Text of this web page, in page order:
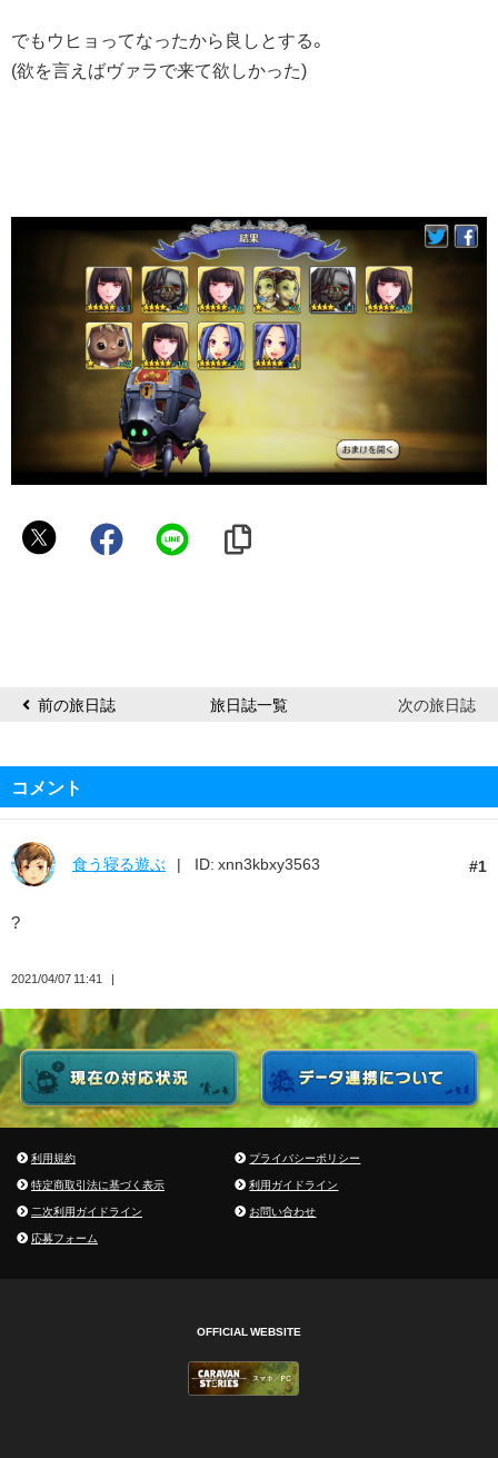
でもウヒョってなったから良しとする。
(欲を言えばヴァラで来て欲しかった)
有
前の旅日誌 旅日誌一覧 次の旅日誌
コメント
1
食う寝る遊ぶ ID: xnn3kbxy3563
?
2021/04/07 11:41
利用規約
プライバシーポリシー
特定商取引法に基づく表示
利用ガイドライン
二次利用ガイドライン
お問い合わせ
応募フォーム
OFFICIAL WEBSITE